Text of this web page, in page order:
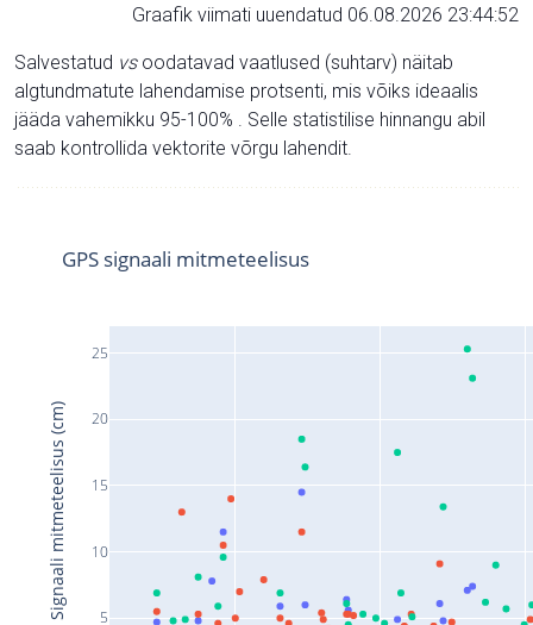
Graafik viimati uuendatud 06.08.2026 23:44:52
Salvestatud vsoodatavad vaatlused (suhtarv) näitab
algtundmatute lahendamise protsenti, mis võiks ideaalis
jääda vahemikku 95-100% . Selle statistilise hinnangu abil
saab kontrollida vektorite võrgu lahendit.
5
10
15
20
25
GPS signaali mitmeteelisus
Signaali mitmeteelisus (cm)